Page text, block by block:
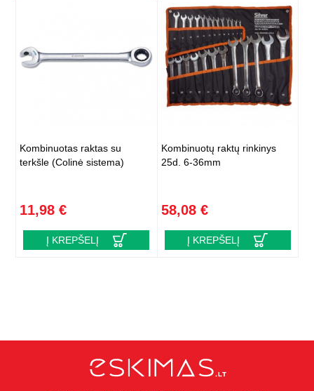
Kombinuotas raktas su
terkšle (Colinė sistema)
11,98 €
Į KREPŠELĮ
Kombinuotų raktų rinkinys
25d. 6-36mm
58,08 €
Į KREPŠELĮ